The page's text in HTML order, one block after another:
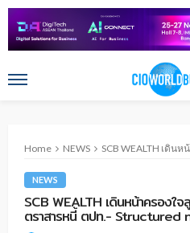
Home NEWS SCB WEALTH เดินหน้าครองใจลูกค้ามั่
NEWS
SCB WEALTH เดินหน้าครองใ
ตราสารหนี้ ตปท.- Structured